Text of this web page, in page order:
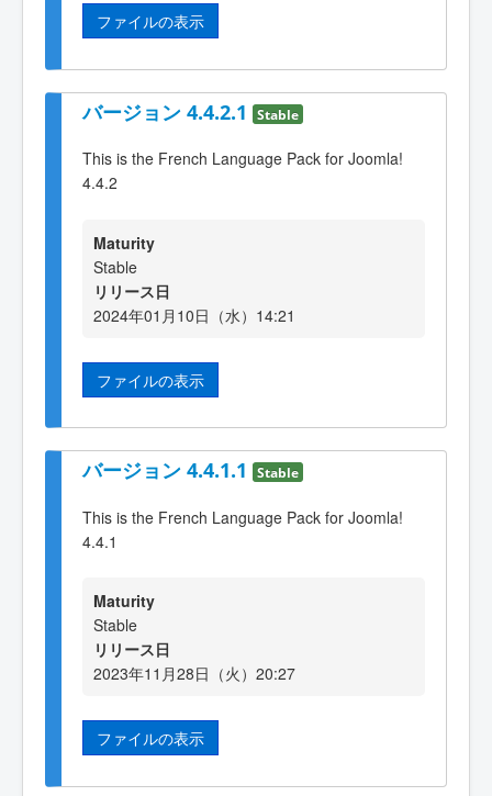
ファイルの表示
バージョン 4.4.2.1 Stable
This is the French Language Pack for Joomla!
4.4.2
Maturity
Stable
リリース日
2024年01月10日（水）14:21
ファイルの表示
バージョン 4.4.1.1 Stable
This is the French Language Pack for Joomla!
4.4.1
Maturity
Stable
リリース日
2023年11月28日（火）20:27
ファイルの表示